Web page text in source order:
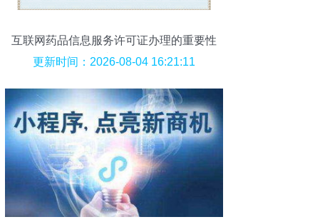
互联网药品信息服务许可证办理的重要性
与必要性
更新时间：2026-08-04 16:21:11